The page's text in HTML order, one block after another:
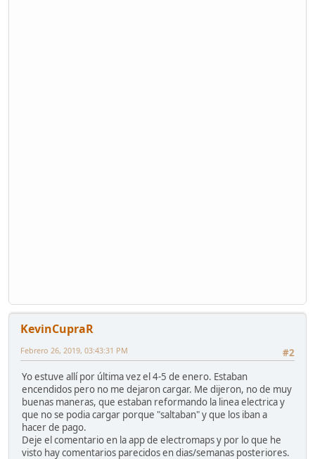
KevinCupraR
#2
Febrero 26, 2019, 03:43:31 PM
Yo estuve allí por última vez el 4-5 de enero. Estaban
encendidos pero no me dejaron cargar. Me dijeron, no de muy
buenas maneras, que estaban reformando la linea electrica y
que no se podia cargar porque "saltaban" y que los iban a
hacer de pago.
Deje el comentario en la app de electromaps y por lo que he
visto hay comentarios parecidos en dias/semanas posteriores.